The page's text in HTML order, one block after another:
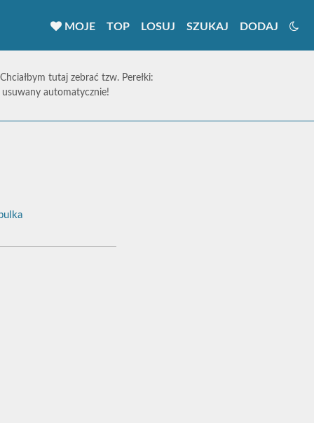
MOJE TOP LOSUJ SZUKAJ DODAJ
tutaj zebrać tzw. Perełki:
usuwany automatycznie!